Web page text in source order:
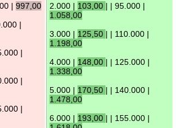
| 997,00
|
|
|
|
2.000 | 103,00 | | 95.000 |
1.058,00
3.000 | 125,50 | | 110.000 |
1.198,00
4.000 | 148,00 | | 125.000 |
1.338,00
5.000 | 170,50 | | 140.000 |
1.478,00
6.000 | 193,00 | | 155.000 |